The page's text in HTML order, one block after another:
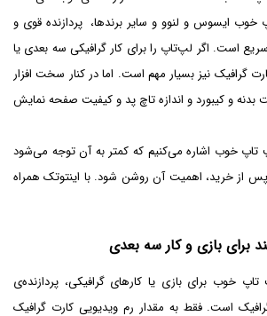
ایسوس و لنوو و سایر برندها، پردازنده قوی و
RAM کافی و درایو SSD سریع است. اگر لپ‌تاپ را برای کار گرافیکی سه بعدی یا
گرافیک نیز بسیار مهم است. اما در کنار سخت افزار
بدنه و کیبورد و اندازه تاچ پد و کیفیت صفحه نمایش
تاپ خوب اشاره می‌کنیم که کمتر به آن توجه می‌شود
از خرید، اهمیت آن روشن شود. با اینتوتک همراه
برای بازی و کار سه بعدی
خوب برای بازی یا کارهای گرافیکی، پردازنده‌ی
است. فقط به مقدار رم ویدیویی کارت گرافیک